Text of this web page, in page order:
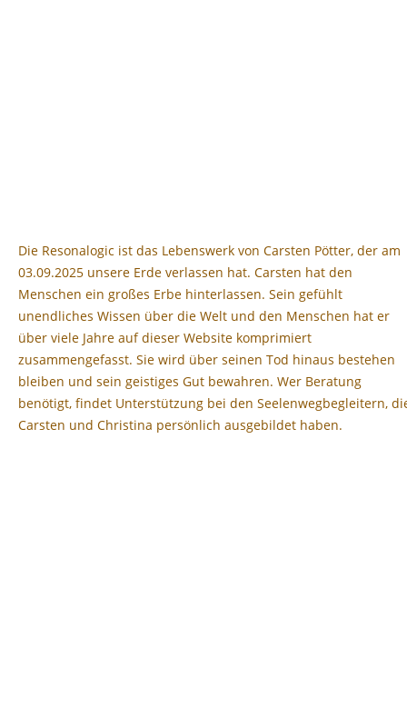
Die Resonalogic ist das Lebenswerk von Carsten Pötter, der am
03.09.2025 unsere Erde verlassen hat. Carsten hat den
Menschen ein großes Erbe hinterlassen. Sein gefühlt
unendliches Wissen über die Welt und den Menschen hat er
über viele Jahre auf dieser Website komprimiert
zusammengefasst. Sie wird über seinen Tod hinaus bestehen
bleiben und sein geistiges Gut bewahren. Wer Beratung
benötigt, findet Unterstützung bei den Seelenwegbegleitern,
Carsten und Christina persönlich ausgebildet haben.